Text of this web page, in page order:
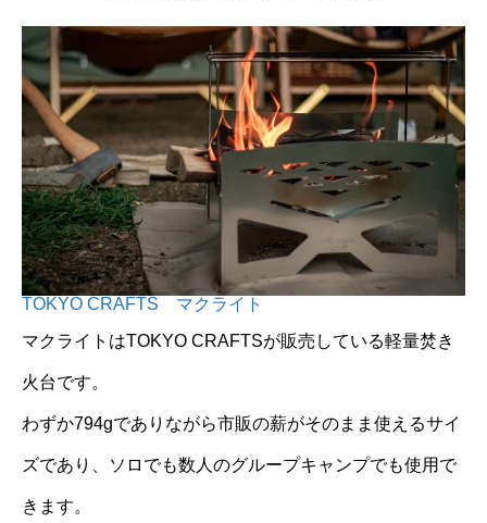
TOKYO CRAFTS マクライト
マクライトはTOKYO CRAFTSが販売している軽量焚き
火台です。
わずか794gでありながら市販の薪がそのまま使えるサイ
ズであり、ソロでも数人のグループキャンプでも使用で
きます。